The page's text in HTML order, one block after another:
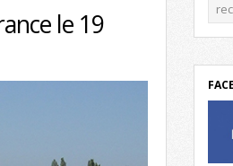
le 19